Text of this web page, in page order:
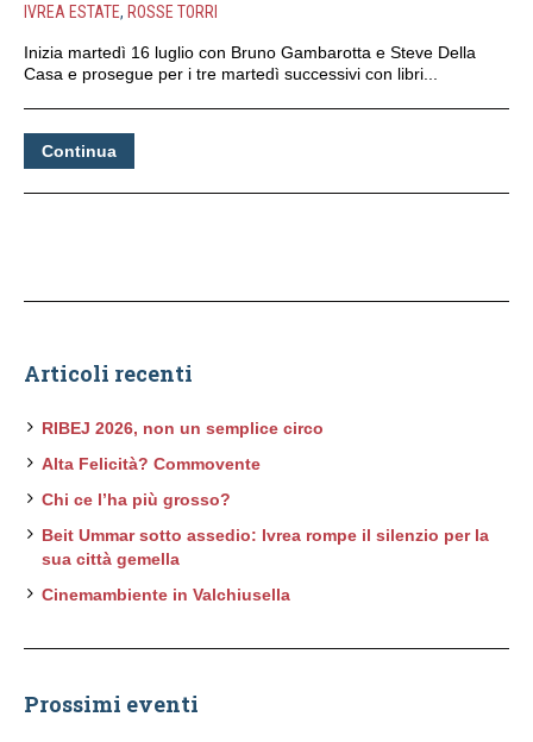
IVREA ESTATE, ROSSE TORRI
Inizia martedì 16 luglio con Bruno Gambarotta e Steve Della
Casa e prosegue per i tre martedì successivi con libri...
Continua
Articoli recenti
RIBEJ 2026, non un semplice circo
Alta Felicità? Commovente
Chi ce l’ha più grosso?
Beit Ummar sotto assedio: Ivrea rompe il silenzio per la
sua città gemella
Cinemambiente in Valchiusella
Prossimi eventi